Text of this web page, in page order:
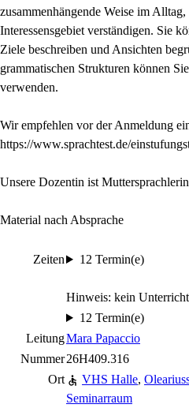
zusammenhängende Weise im
Interessensgebiet verständigen. Sie
Ziele beschreiben und Ansichten
grammatischen Strukturen können
verwenden.
Wir empfehlen vor der Anmeldung
https://www.sprachtest.de/
Unsere Dozentin ist
Material nach Absprache
Zeiten 12 Termin(e)
Hinweis: kein
12 Termin(e)
LeitungMara Papaccio
Nummer26H409.316
Ort
VHS Halle,
Seminarraum